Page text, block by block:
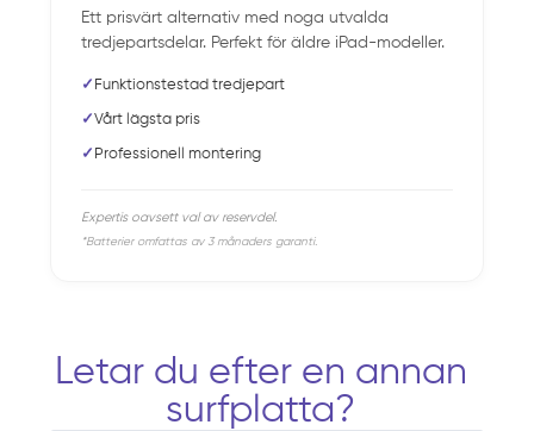
Ett prisvärt alternativ med noga utvalda
tredjepartsdelar. Perfekt för äldre iPad-modeller.
✓ Funktionstestad tredjepart
✓Vårt lägsta pris
✓ Professionell montering
Expertis oavsett val av reservdel.
*Batterier omfattas av 3 månaders garanti.
Letar du efter en annan
surfplatta?